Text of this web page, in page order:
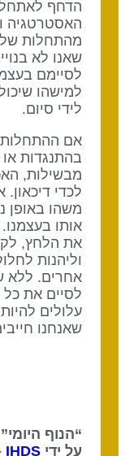
הדחף לאתחל
האסטרטגיה
מהתחלות של
שאנו לא
לסיימם
למישהו
לידי סיום.
אם ההתחלות
בהתנגדות או
מבשילות,
לכדי דיכאון.
משהו באופן
אותו בעצמנו.
את הלחץ,
וליהנות
לסיים את כל
עלולים
שאנחנו
על ידיIHDS
–